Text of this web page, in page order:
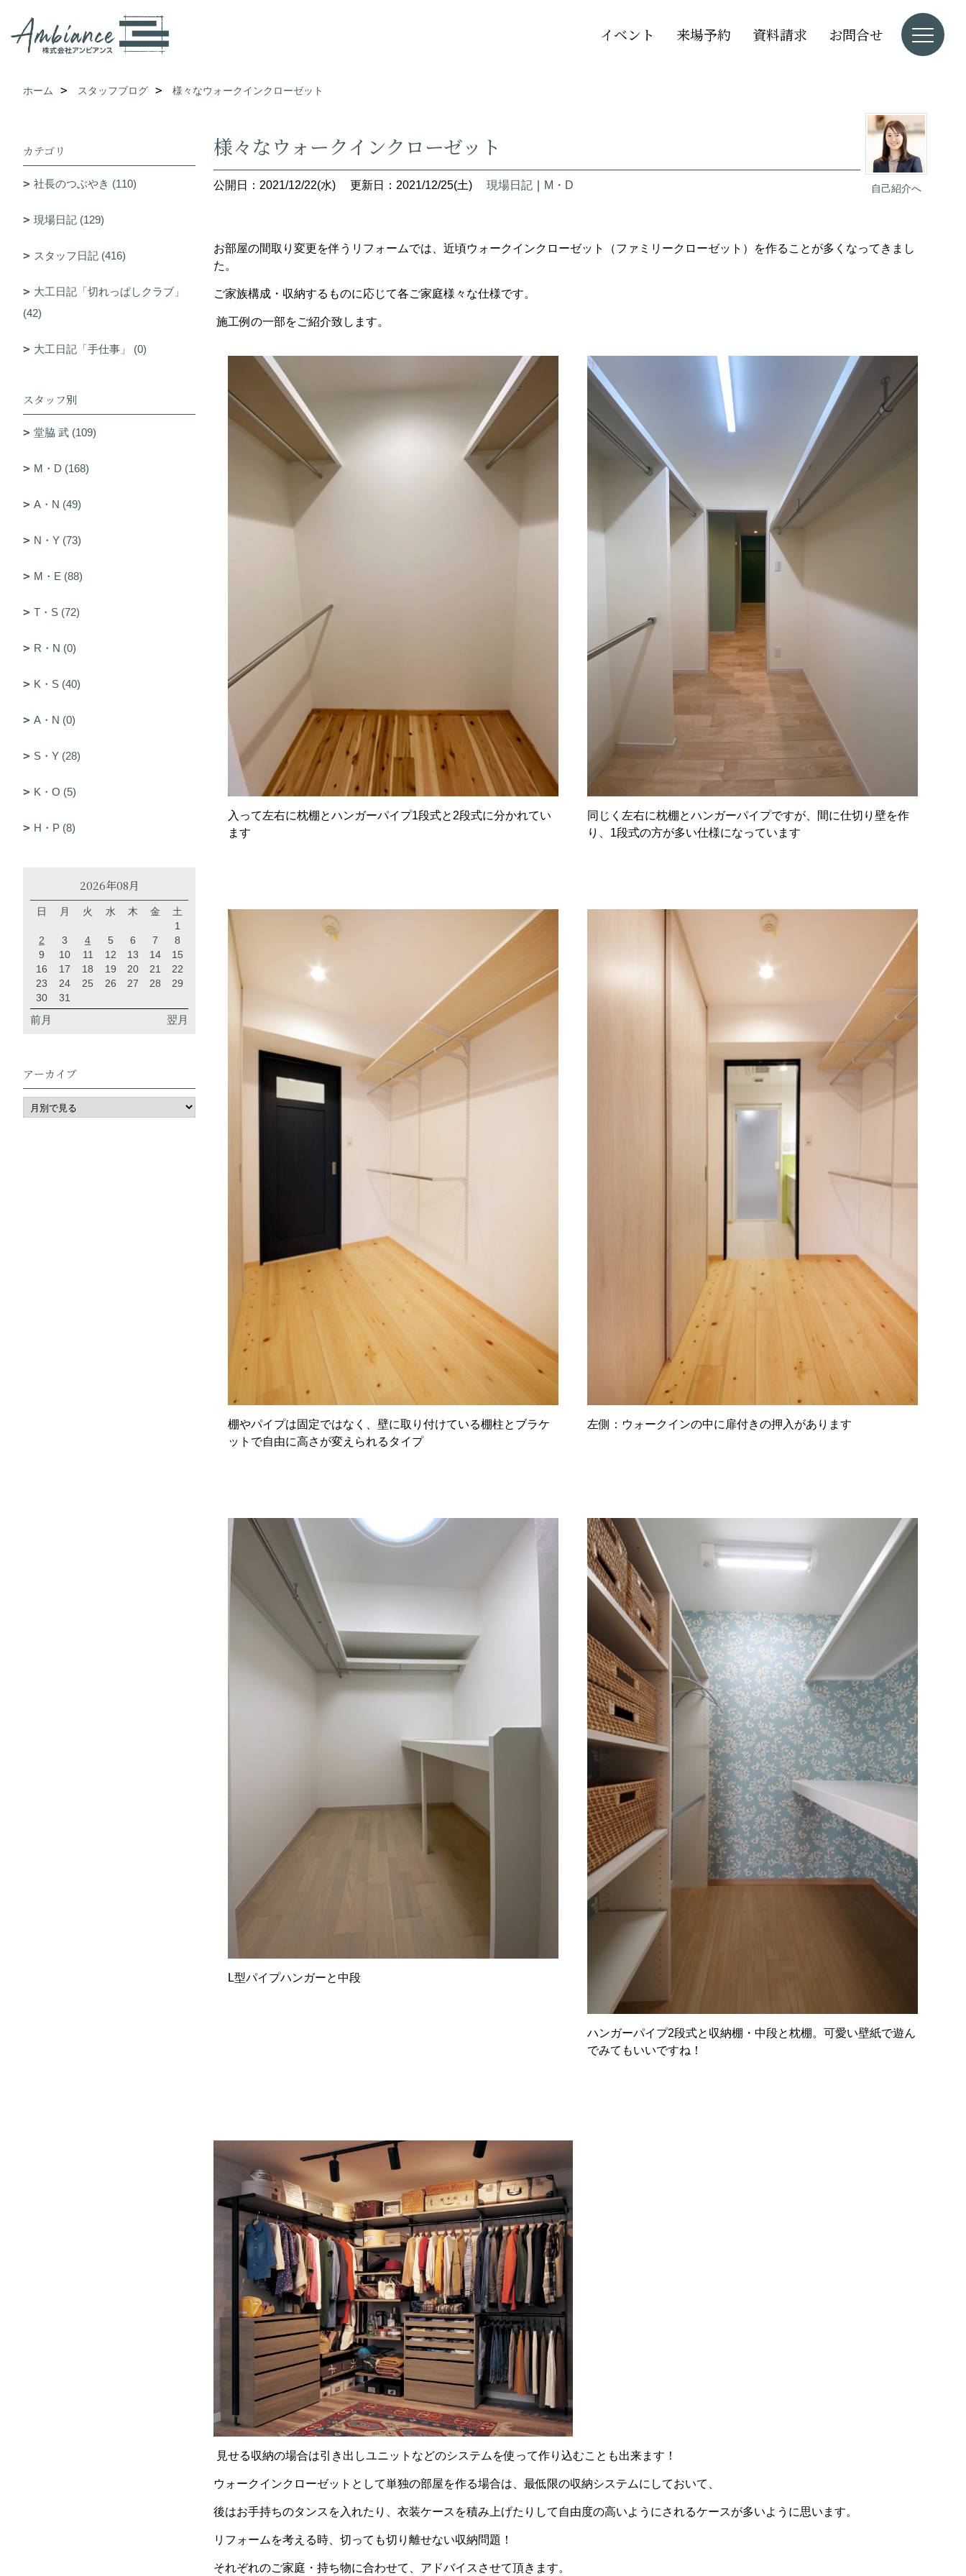
イベント 来場予約 資料請求 お問合せ
ホーム スタッフブログ 様々なウォークインクローゼット
自己紹介へ
様々なウォークインクローゼット
公開日：2021/12/22(水) 更新日：2021/12/25(土) 現場日記 M・D
お部屋の間取り変更を伴うリフォームでは、近頃ウォークインクローゼット（ファミリークローゼット）を作ることが多くなってきまし
た。
ご家族構成・収納するものに応じて各ご家庭様々な仕様です。
施工例の一部をご紹介致します。
入って左右に枕棚とハンガーパイプ1段式と2段式に分かれてい
ます
同じく左右に枕棚とハンガーパイプですが、間に仕切り壁を作
り、1段式の方が多い仕様になっています
棚やパイプは固定ではなく、壁に取り付けている棚柱とブラケ
ットで自由に高さが変えられるタイプ
左側：ウォークインの中に扉付きの押入があります
L型パイプハンガーと中段
ハンガーパイプ2段式と収納棚・中段と枕棚。可愛い壁紙で遊ん
でみてもいいですね！
見せる収納の場合は引き出しユニットなどのシステムを使って作り込むことも出来ます！
ウォークインクローゼットとして単独の部屋を作る場合は、最低限の収納システムにしておいて、
後はお手持ちのタンスを入れたり、衣装ケースを積み上げたりして自由度の高いようにされるケースが多いように思います。
リフォームを考える時、切っても切り離せない収納問題！
それぞれのご家庭・持ち物に合わせて、アドバイスさせて頂きます。
カテゴリ
社長のつぶやき (110)
現場日記 (129)
スタッフ日記 (416)
大工日記「切れっぱしクラブ」
(42)
大工日記「手仕事」 (0)
スタッフ別
堂脇 武 (109)
M・D (168)
A・N (49)
N・Y (73)
M・E (88)
T・S (72)
R・N (0)
K・S (40)
A・N (0)
S・Y (28)
K・O (5)
H・P (8)
2026年08月
日 月 火 水 木 金
土
1
2
3 4 5 6 7
8
9
10 11 12 13 14
15
16
17 18 19 20 21
22
23
24 25 26 27 28
29
30
31
前月 翌月
アーカイブ